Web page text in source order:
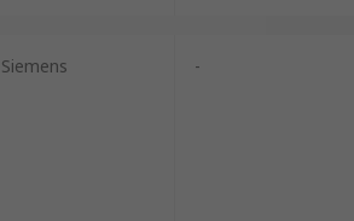
Siemens -